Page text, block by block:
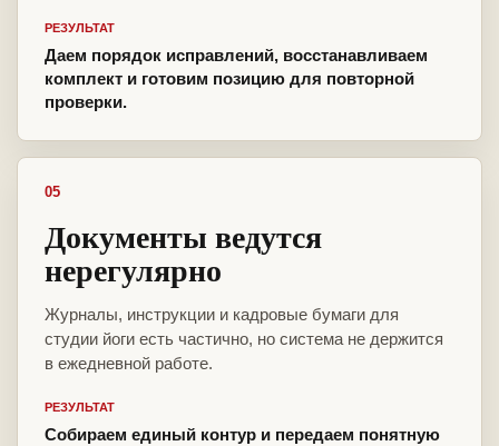
РЕЗУЛЬТАТ
Даем порядок исправлений, восстанавливаем
комплект и готовим позицию для повторной
проверки.
05
Документы ведутся
нерегулярно
Журналы, инструкции и кадровые бумаги для
студии йоги есть частично, но система не держится
в ежедневной работе.
РЕЗУЛЬТАТ
Собираем единый контур и передаем понятную